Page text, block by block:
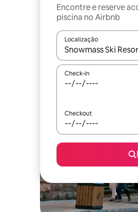
Encontre e reserve
piscina no Airbnb
Localização
Quando os resultados
Check-in
Checkout